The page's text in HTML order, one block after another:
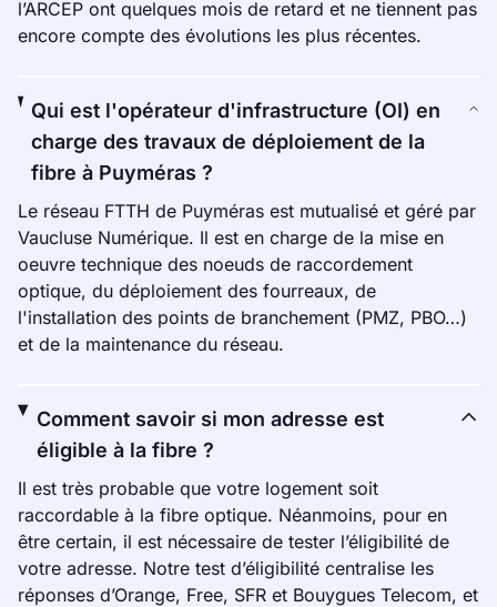
l’ARCEP ont quelques mois de retard et ne tiennent pas
encore compte des évolutions les plus récentes.
Qui est l'opérateur d'infrastructure (OI) en
charge des travaux de déploiement de la
fibre à Puyméras ?
Le réseau FTTH de Puyméras est mutualisé et géré par
Vaucluse Numérique. Il est en charge de la mise en
oeuvre technique des noeuds de raccordement
optique, du déploiement des fourreaux, de
l'installation des points de branchement (PMZ, PBO…)
et de la maintenance du réseau.
Comment savoir si mon adresse est
éligible à la fibre ?
Il est très probable que votre logement soit
raccordable à la fibre optique. Néanmoins, pour en
être certain, il est nécessaire de tester l’éligibilité de
votre adresse. Notre test d’éligibilité centralise les
réponses d’Orange, Free, SFR et Bouygues Telecom, et